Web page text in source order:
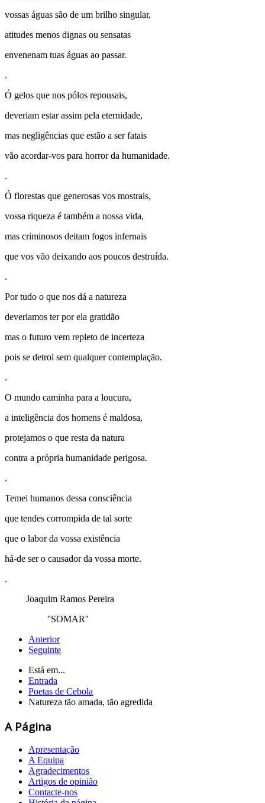
vossas águas são de um brilho singular,
atitudes menos dignas ou sensatas
envenenam tuas águas ao passar.
.
Ó gelos que nos pólos repousais,
deveriam estar assim pela eternidade,
mas negligências que estão a ser fatais
vão acordar-vos para horror da humanidade.
.
Ó florestas que generosas vos mostrais,
vossa riqueza é também a nossa vida,
mas criminosos deitam fogos infernais
que vos vão deixando aos poucos destruída.
.
Por tudo o que nos dá a natureza
deveriamos ter por ela gratidão
mas o futuro vem repleto de incerteza
pois se detroi sem qualquer contemplação.
.
O mundo caminha para a loucura,
a inteligência dos homens é maldosa,
protejamos o que resta da natura
contra a própria humanidade perigosa.
.
Temei humanos dessa consciência
que tendes corrompida de tal sorte
que o labor da vossa existência
há-de ser o causador da vossa morte.
.
Joaquim Ramos Pereira
''SOMAR''
Anterior
Seguinte
Está em...
Entrada
Poetas de Cebola
Natureza tão amada, tão agredida
A Página
Apresentação
A Equipa
Agradecimentos
Artigos de opinião
Contacte-nos